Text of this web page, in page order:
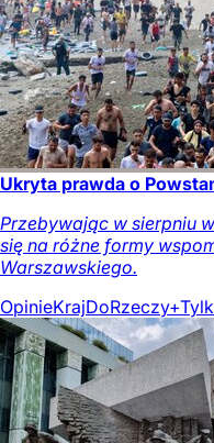
Ukryta prawda o
Przebywając w sierpniu
się na różne formy
Warszawskiego.
OpinieKrajDoRzeczy+